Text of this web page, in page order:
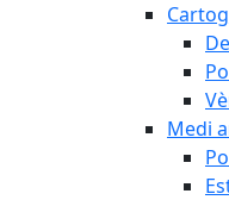
Medi